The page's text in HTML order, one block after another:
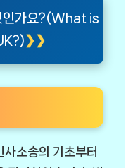
인가요?(What is
사소송의 기초부터